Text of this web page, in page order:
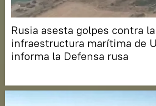
Rusia asesta golpes contra la
infraestructura marítima de
informa la Defensa rusa